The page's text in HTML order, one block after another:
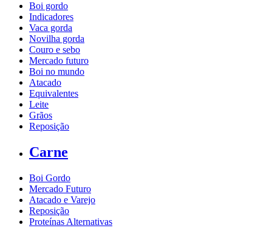
Boi gordo
Indicadores
Vaca gorda
Novilha gorda
Couro e sebo
Mercado futuro
Boi no mundo
Atacado
Equivalentes
Leite
Grãos
Reposição
Carne
Boi Gordo
Mercado Futuro
Atacado e Varejo
Reposição
Proteínas Alternativas